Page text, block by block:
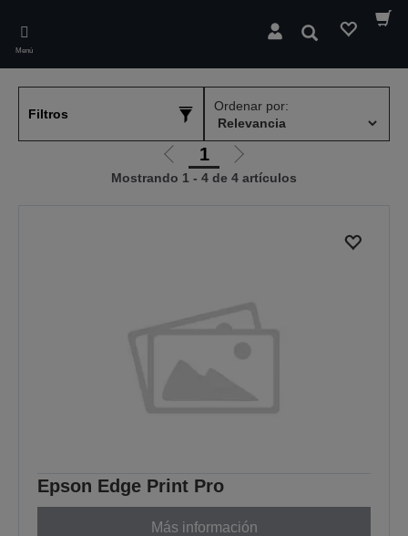
main
content
Menú
Buscar
Filtros
Ordenar por:
Ir
a
1
Ir
a
Mostrando 1 - 4 de 4 artículos
Epson Edge Print Pro
Más información